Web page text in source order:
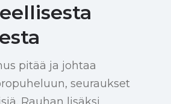
pitää ja johtaa
seuraukset